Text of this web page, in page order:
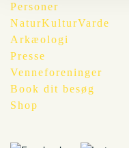
Personer
NaturKulturVarde
Arkæologi
Presse
Venneforeninger
Book dit besøg
Shop